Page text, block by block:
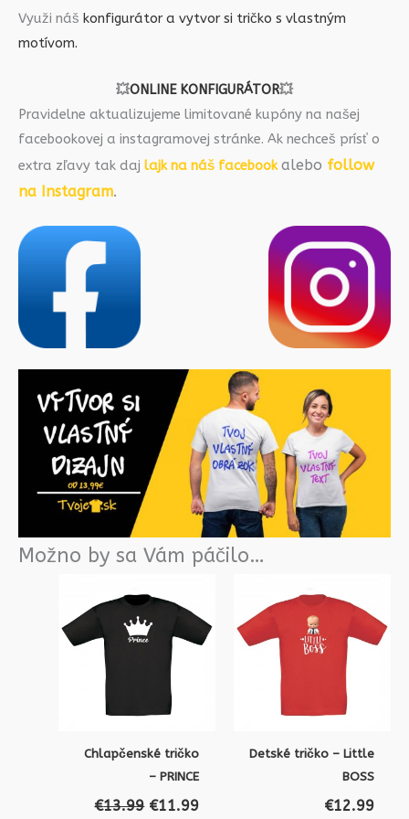
Využi náš konfigurátor a vytvor si tričko s vlastným
motívom.
💥ONLINE KONFIGURÁTOR💥
Pravidelne aktualizujeme limitované kupóny na našej
facebookovej a instagramovej stránke. Ak nechceš prísť o
extra zľavy tak daj lajk na náš facebookalebo follow
na Instagram.
Možno by sa Vám páčilo…
Chlapčenské tričko
– PRINCE
€13.99
cena
bola:
€13.99.
€11.99
je:
€11.99.
Detské tričko – Little
BOSS
€12.99